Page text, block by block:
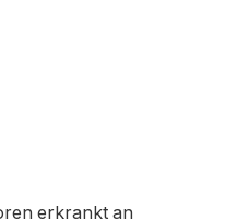
erkrankt an